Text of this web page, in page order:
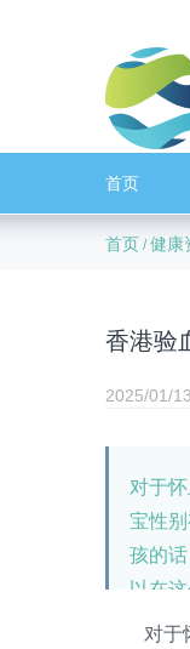
首页
首页 /健康
香港验
2025/01/13
对于
宝性
孩的
以在
性别
对于怀